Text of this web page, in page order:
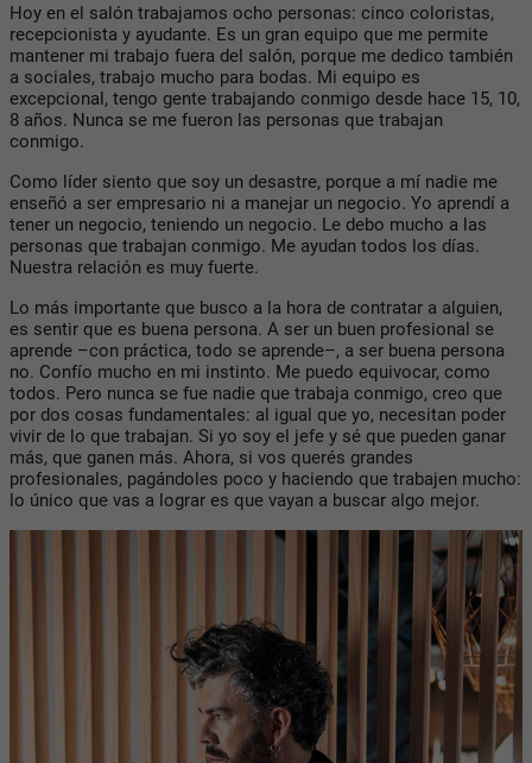
Hoy en el salón trabajamos ocho personas: cinco coloristas,
recepcionista y ayudante. Es un gran equipo que me permite
mantener mi trabajo fuera del salón, porque me dedico también
a sociales, trabajo mucho para bodas. Mi equipo es
excepcional, tengo gente trabajando conmigo desde hace 15, 10,
8 años. Nunca se me fueron las personas que trabajan
conmigo.
Como líder siento que soy un desastre, porque a mí nadie me
enseñó a ser empresario ni a manejar un negocio. Yo aprendí a
tener un negocio, teniendo un negocio. Le debo mucho a las
personas que trabajan conmigo. Me ayudan todos los días.
Nuestra relación es muy fuerte.
Lo más importante que busco a la hora de contratar a alguien,
es sentir que es buena persona. A ser un buen profesional se
aprende –con práctica, todo se aprende–, a ser buena persona
no. Confío mucho en mi instinto. Me puedo equivocar, como
todos. Pero nunca se fue nadie que trabaja conmigo, creo que
por dos cosas fundamentales: al igual que yo, necesitan poder
vivir de lo que trabajan. Si yo soy el jefe y sé que pueden ganar
más, que ganen más. Ahora, si vos querés grandes
profesionales, pagándoles poco y haciendo que trabajen mucho:
lo único que vas a lograr es que vayan a buscar algo mejor.